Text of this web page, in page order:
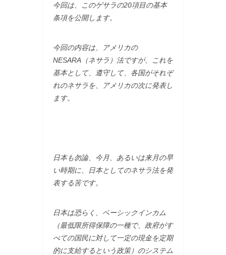
今回は、このゲサラの20項目の基本
条項を公開します。
今回の内容は、アメリカの
NESARA（ネサラ）法ですが、これを
基本として、遵守して、各国がそれぞ
れのネサラを、アメリカの次に発表し
ます。
日本も勿論、今月、あるいは来月の早
い時期に、日本としてのネサラ法を発
表する筈です。
日本は恐らく、ベーシックインカム
（最低限所得保障の一種で、政府がす
べての国民に対して一定の現金を定期
的に支給するという政策）のシステム